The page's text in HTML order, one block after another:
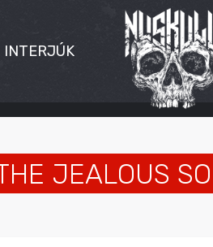
INTERJÚK
JEALOUS